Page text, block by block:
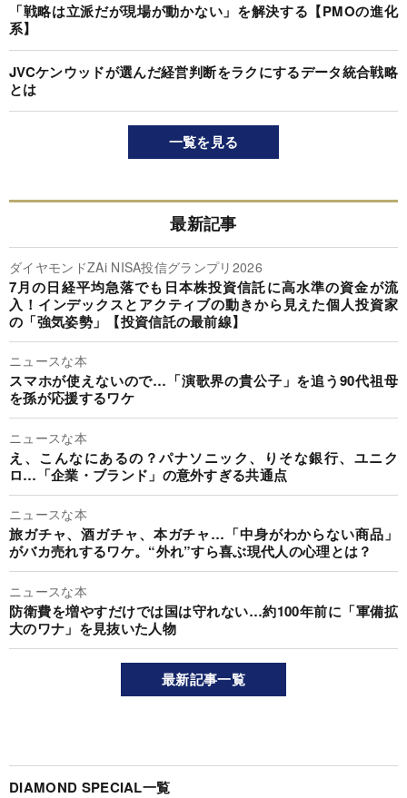
「戦略は立派だが現場が動かない」を解決する【PMOの進化
系】
JVCケンウッドが選んだ経営判断をラクにするデータ統合戦略
とは
一覧を見る
最新記事
ダイヤモンドZAi NISA投信グランプリ2026
7月の日経平均急落でも日本株投資信託に高水準の資金が流
入！インデックスとアクティブの動きから見えた個人投資家
の「強気姿勢」【投資信託の最前線】
ニュースな本
スマホが使えないので…「演歌界の貴公子」を追う90代祖母
を孫が応援するワケ
ニュースな本
え、こんなにあるの？パナソニック、りそな銀行、ユニク
ロ…「企業・ブランド」の意外すぎる共通点
ニュースな本
旅ガチャ、酒ガチャ、本ガチャ…「中身がわからない商品」
がバカ売れするワケ。“外れ”すら喜ぶ現代人の心理とは？
ニュースな本
防衛費を増やすだけでは国は守れない…約100年前に「軍備拡
大のワナ」を見抜いた人物
最新記事一覧
DIAMOND SPECIAL一覧